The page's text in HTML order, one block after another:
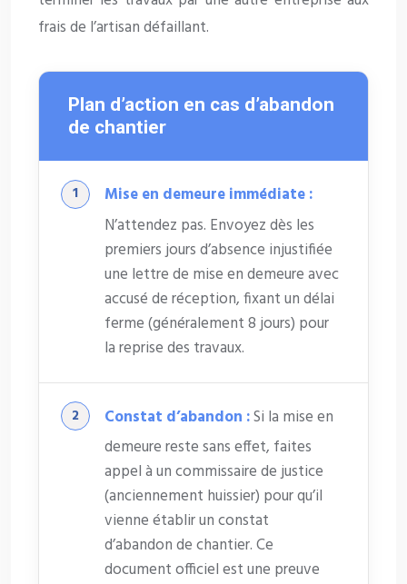
frais de l’artisan défaillant.
Plan d’action en cas d’abandon
de chantier
Mise en demeure immédiate :
N’attendez pas. Envoyez dès les
premiers jours d’absence injustifiée
une lettre de mise en demeure avec
accusé de réception, fixant un délai
ferme (généralement 8 jours) pour
la reprise des travaux.
Constat d’abandon :Si la mise en
demeure reste sans effet, faites
appel à un commissaire de justice
(anciennement huissier) pour qu’il
vienne établir un constat
d’abandon de chantier. Ce
document officiel est une preuve